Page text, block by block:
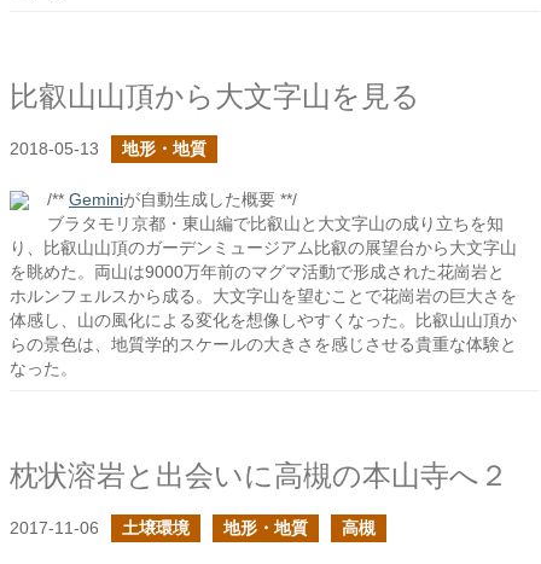
比叡山山頂から大文字山を見る
2018-05-13 地形・地質
/** Geminiが自動生成した概要 **/
ブラタモリ京都・東山編で比叡山と大文字山の成り立ちを知
り、比叡山山頂のガーデンミュージアム比叡の展望台から大文字山
を眺めた。両山は9000万年前のマグマ活動で形成された花崗岩と
ホルンフェルスから成る。大文字山を望むことで花崗岩の巨大さを
体感し、山の風化による変化を想像しやすくなった。比叡山山頂か
らの景色は、地質学的スケールの大きさを感じさせる貴重な体験と
なった。
枕状溶岩と出会いに高槻の本山寺へ２
2017-11-06 土壌環境 地形・地質 高槻